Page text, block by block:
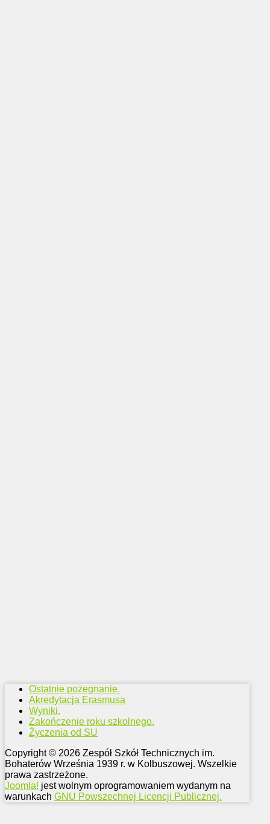
Ostatnie pożegnanie.
Akredytacja Erasmusa
Wyniki.
Zakończenie roku szkolnego.
Życzenia od SU
Copyright © 2026 Zespół Szkół Technicznych im.
Bohaterów Września 1939 r. w Kolbuszowej. Wszelkie
prawa zastrzeżone.
Joomla! jest wolnym oprogramowaniem wydanym na
warunkach GNU Powszechnej Licencji Publicznej.